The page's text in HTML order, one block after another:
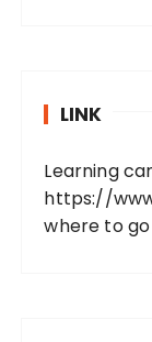
LINK
Learning
https://
where to